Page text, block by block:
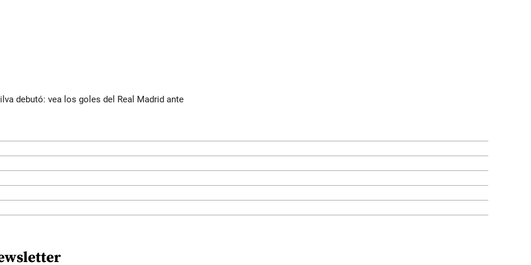
debutó: vea los goles del Real Madrid ante